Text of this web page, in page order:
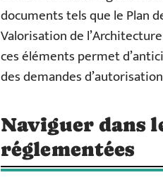
documents tels que le Plan
Valorisation de
ces éléments permet
des demandes
Naviguer dans
réglementées